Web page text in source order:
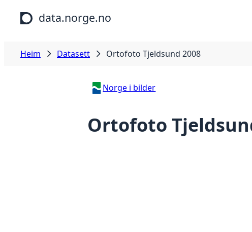
Hopp til hovudinnhald
data.norge.no
Heim Datasett Ortofoto Tjeldsund 2008
Norge i bilder
Ortofoto